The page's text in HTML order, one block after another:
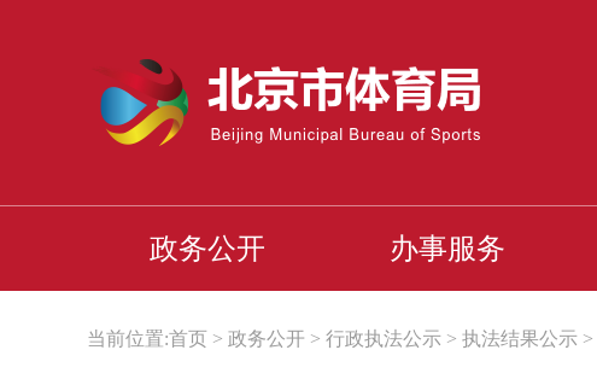
政务公开 办事服务
当前位置:首页 > 政务公开 > 行政执法公示 > 执法结果公示 >